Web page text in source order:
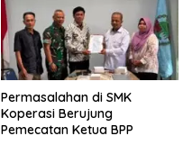
Permasalahan di SMK
Koperasi Berujung
Pemecatan Ketua BPP